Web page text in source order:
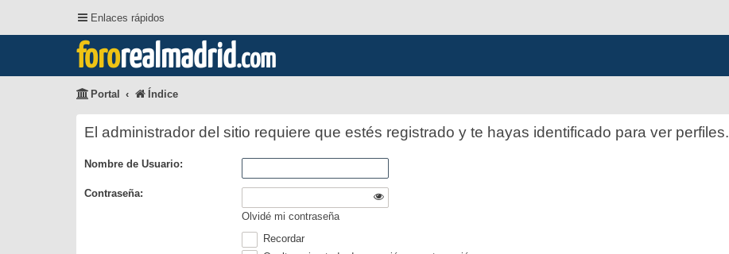
Enlaces rápidos
fororealmadrid.com
Portal Índice
El administrador del sitio requiere que estés registrado y te hayas identificado para ver perfiles.
Nombre de Usuario:
Contraseña:
Olvidé mi contraseña
Recordar